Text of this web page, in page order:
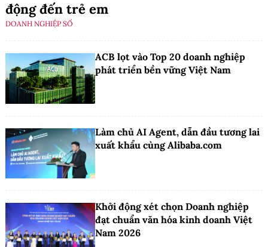
động đến trẻ em
DOANH NGHIỆP SỐ
ACB lọt vào Top 20 doanh nghiệp
phát triển bền vững Việt Nam
Làm chủ AI Agent, dẫn đầu tương lai
xuất khẩu cùng Alibaba.com
Khởi động xét chọn Doanh nghiệp
đạt chuẩn văn hóa kinh doanh Việt
Nam 2026